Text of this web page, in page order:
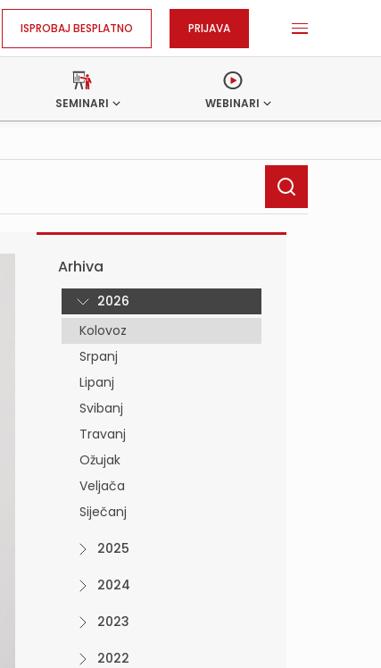
ISPROBAJ BESPLATNO PRIJAVA
SEMINARI WEBINARI
Arhiva
2026
Kolovoz
Srpanj
Lipanj
Svibanj
Travanj
Ožujak
Veljača
Siječanj
2025
2024
2023
2022